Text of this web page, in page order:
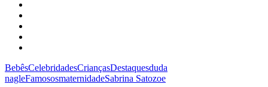
BebêsCelebridadesCriançasDestaquesduda
nagleFamososmaternidadeSabrina Satozoe